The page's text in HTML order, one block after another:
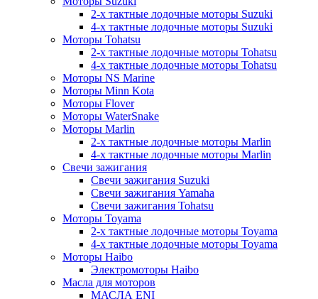
2-х тактные лодочные моторы Suzuki
4-х тактные лодочные моторы Suzuki
Моторы Tohatsu
2-х тактные лодочные моторы Tohatsu
4-х тактные лодочные моторы Tohatsu
Моторы NS Marine
Моторы Minn Kota
Моторы Flover
Моторы WaterSnake
Моторы Marlin
2-х тактные лодочные моторы Marlin
4-х тактные лодочные моторы Marlin
Свечи зажигания
Свечи зажигания Suzuki
Свечи зажигания Yamaha
Свечи зажигания Tohatsu
Моторы Toyama
2-х тактные лодочные моторы Toyama
4-х тактные лодочные моторы Toyama
Моторы Haibo
Электромоторы Haibo
Масла для моторов
МАСЛА ENI